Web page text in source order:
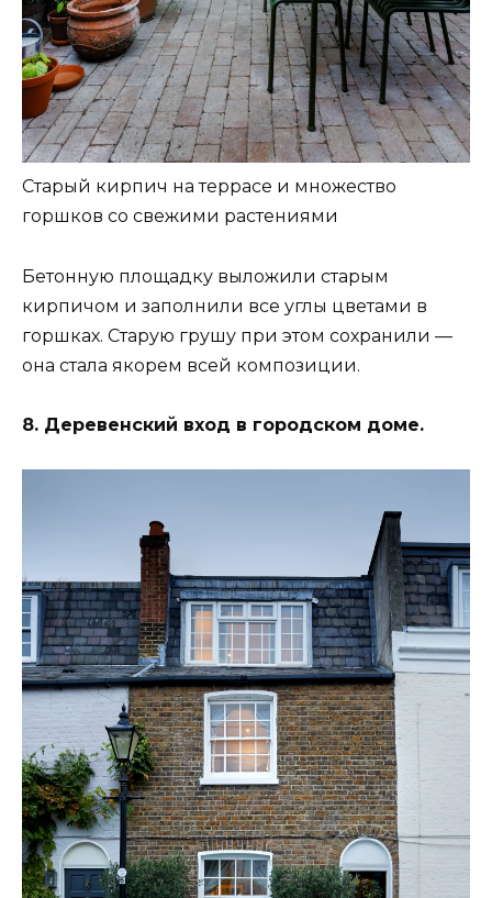
Старый кирпич на террасе и множество
горшков со свежими растениями
Бетонную площадку выложили старым
кирпичом и заполнили все углы цветами в
горшках. Старую грушу при этом сохранили —
она стала якорем всей композиции.
8. Деревенский вход в городском доме.